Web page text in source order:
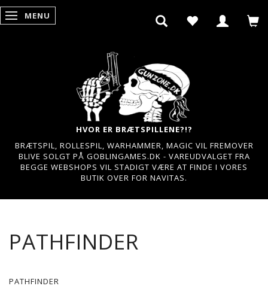
SKIFTE NAVIGATION
MENU
HVOR ER BRÆTSPILLENE?!?
BRÆTSPIL, ROLLESPIL, WARHAMMER, MAGIC VIL FREMOVER
BLIVE SOLGT PÅ GOBLINGAMES.DK - VAREUDVALGET FRA
BEGGE WEBSHOPS VIL STADIGT VÆRE AT FINDE I VORES
BUTIK OVER FOR NAVITAS.
PATHFINDER
PATHFINDER